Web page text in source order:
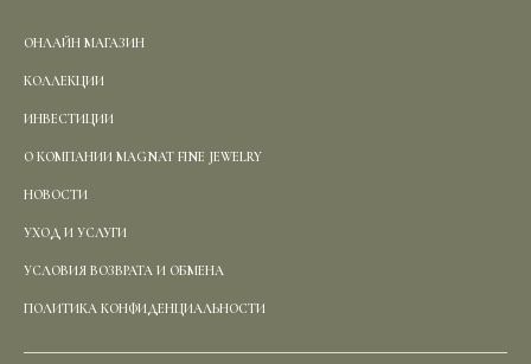
ОНЛАЙН МАГАЗИН
КОЛЛЕКЦИИ
ИНВЕСТИЦИИ
О КОМПАНИИ MAGNAT FINE JEWELRY
НОВОСТИ
УХОД И УСЛУГИ
УСЛОВИЯ ВОЗВРАТА И ОБМЕНА
ПОЛИТИКА КОНФИДЕНЦИАЛЬНОСТИ